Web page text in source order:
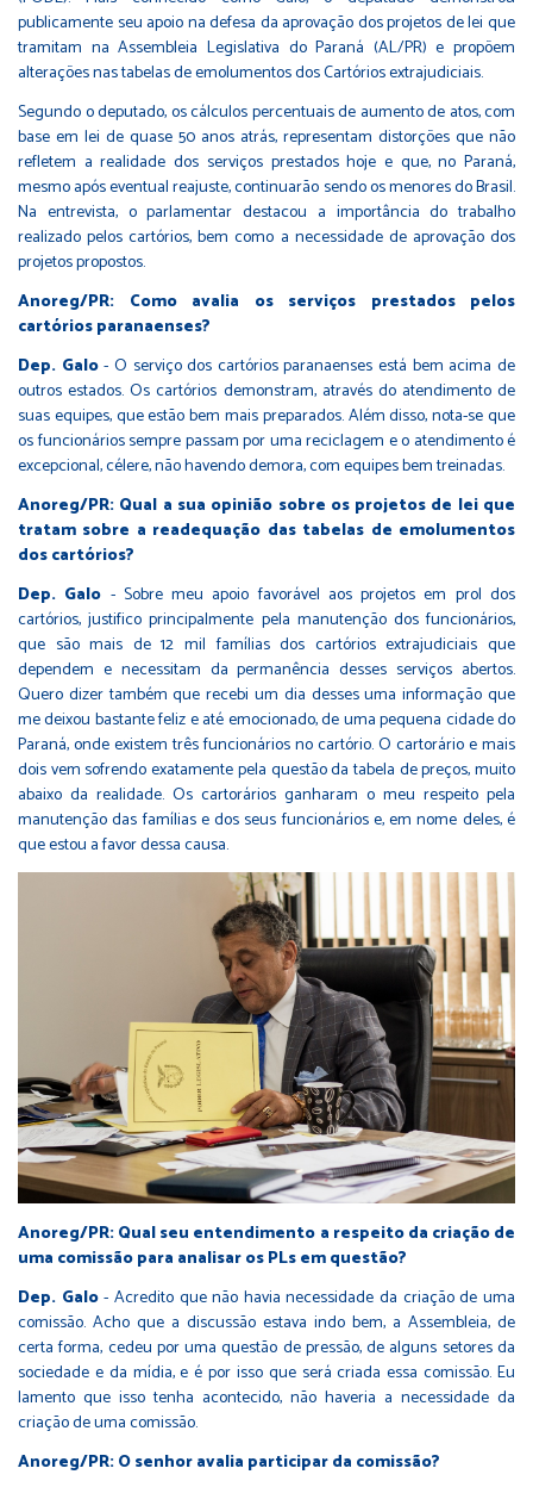
publicamente seu apoio na defesa da aprovação dos projetos de lei que
tramitam na Assembleia Legislativa do Paraná (AL/PR) e propõem
alterações nas tabelas de emolumentos dos Cartórios extrajudiciais.
Segundo o deputado, os cálculos percentuais de aumento de atos, com
base em lei de quase 50 anos atrás, representam distorções que não
refletem a realidade dos serviços prestados hoje e que, no Paraná,
mesmo após eventual reajuste, continuarão sendo os menores do Brasil.
Na entrevista, o parlamentar destacou a importância do trabalho
realizado pelos cartórios, bem como a necessidade de aprovação dos
projetos propostos.
Anoreg/PR: Como avalia os serviços prestados pelos
cartórios paranaenses?
Dep. Galo- O serviço dos cartórios paranaenses está bem acima de
outros estados. Os cartórios demonstram, através do atendimento de
suas equipes, que estão bem mais preparados. Além disso, nota-se que
os funcionários sempre passam por uma reciclagem e o atendimento é
excepcional, célere, não havendo demora, com equipes bem treinadas.
Anoreg/PR: Qual a sua opinião sobre os projetos de lei que
tratam sobre a readequação das tabelas de emolumentos
dos cartórios?
Dep. Galo - Sobre meu apoio favorável aos projetos em prol dos
cartórios, justifico principalmente pela manutenção dos funcionários,
que são mais de 12 mil famílias dos cartórios extrajudiciais que
dependem e necessitam da permanência desses serviços abertos.
Quero dizer também que recebi um dia desses uma informação que
me deixou bastante feliz e até emocionado, de uma pequena cidade do
Paraná, onde existem três funcionários no cartório. O cartorário e mais
dois vem sofrendo exatamente pela questão da tabela de preços, muito
abaixo da realidade. Os cartorários ganharam o meu respeito pela
manutenção das famílias e dos seus funcionários e, em nome deles, é
que estou a favor dessa causa.
Anoreg/PR: Qual seu entendimento a respeito da criação de
uma comissão para analisar os PLs em questão?
Dep. Galo- Acredito que não havia necessidade da criação de uma
comissão. Acho que a discussão estava indo bem, a Assembleia, de
certa forma, cedeu por uma questão de pressão, de alguns setores da
sociedade e da mídia, e é por isso que será criada essa comissão. Eu
lamento que isso tenha acontecido, não haveria a necessidade da
criação de uma comissão.
Anoreg/PR: O senhor avalia participar da comissão?